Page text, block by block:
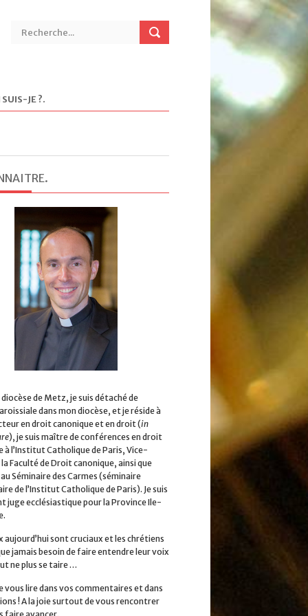
JE ?.
.
de Metz, je suis détaché de
dans mon diocèse, et je réside à
en droit canonique et en droit (in
), je suis maître de conférences en droit
à l’Institut Catholique de Paris, Vice-
Faculté de Droit canonique, ainsi que
Séminaire des Carmes (séminaire
de l’Institut Catholique de Paris). Je suis
juge ecclésiastique pour la Province Ile-
aujourd’hui sont cruciaux et les chrétiens
jamais besoin de faire entendre leur voix
ne plus se taire …
vous lire dans vos commentaires et dans
! A la joie surtout de vous rencontrer
faire avancer.